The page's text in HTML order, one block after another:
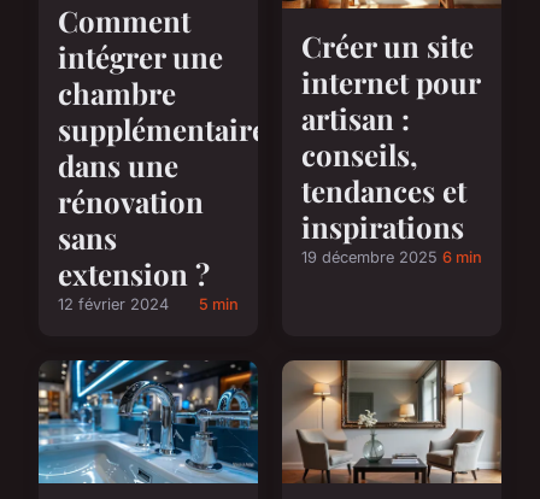
Comment
intégrer une
chambre
supplémentaire
dans une
rénovation
sans
extension ?
12 février 2024 5 min
Créer un site
internet pour
artisan :
conseils,
tendances et
inspirations
19 décembre 2025 6 min